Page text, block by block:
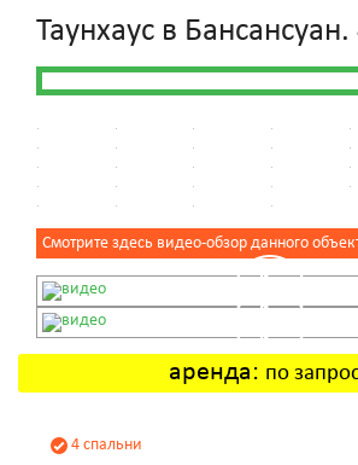
Таунхаус в
Смотрите здесь видео-обзор данного
аренда: по
4 спальни